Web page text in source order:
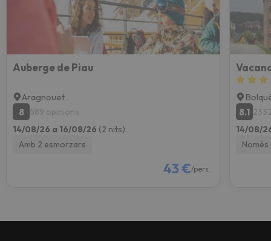
Auberge de Piau
Aragnouet
8
589 opinions
14/08/26 a 16/08/26 (2 nits)
Amb 2 esmorzars
43 €/pers.
8.1
14/08/